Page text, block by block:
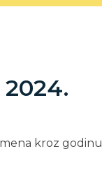
2024.
kroz godinu